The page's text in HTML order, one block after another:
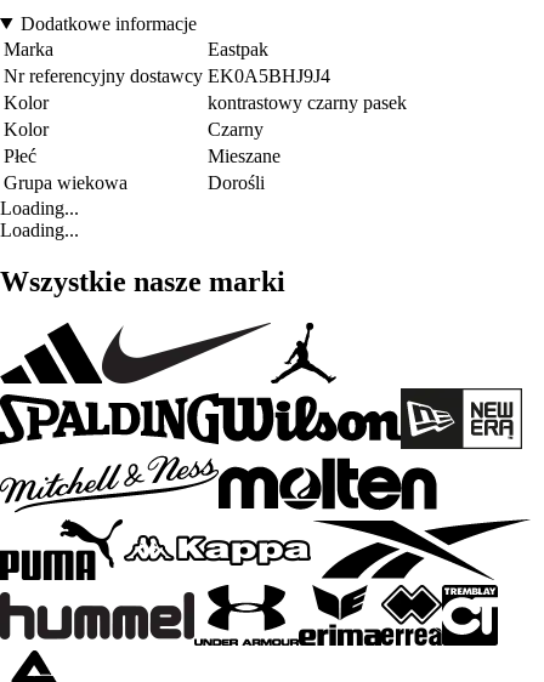
Dodatkowe informacje
Marka
Eastpak
Nr referencyjny dostawcy EK0A5BHJ9J4
Kolor
kontrastowy czarny pasek
Kolor
Czarny
Płeć
Mieszane
Grupa wiekowa
Dorośli
Loading...
Loading...
Wszystkie nasze marki